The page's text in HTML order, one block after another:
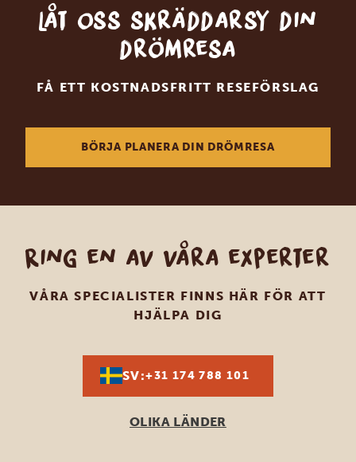
Låt oss skräddarsy din
drömresa
FÅ ETT KOSTNADSFRITT RESEFÖRSLAG
BÖRJA PLANERA DIN DRÖMRESA
Ring en av våra experter
VÅRA SPECIALISTER FINNS HÄR FÖR ATT
HJÄLPA DIG
SV:+31 174 788 101
OLIKA LÄNDER